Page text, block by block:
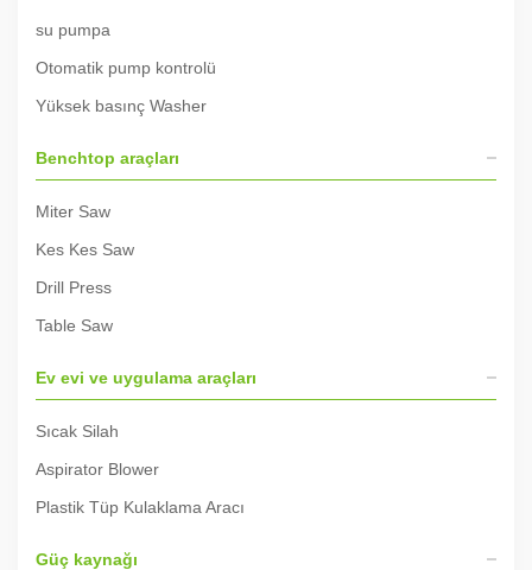
su pumpa
Otomatik pump kontrolü
Yüksek basınç Washer
Benchtop araçları
Miter Saw
Kes Kes Saw
Drill Press
Table Saw
Ev evi ve uygulama araçları
Sıcak Silah
Aspirator Blower
Plastik Tüp Kulaklama Aracı
Güç kaynağı